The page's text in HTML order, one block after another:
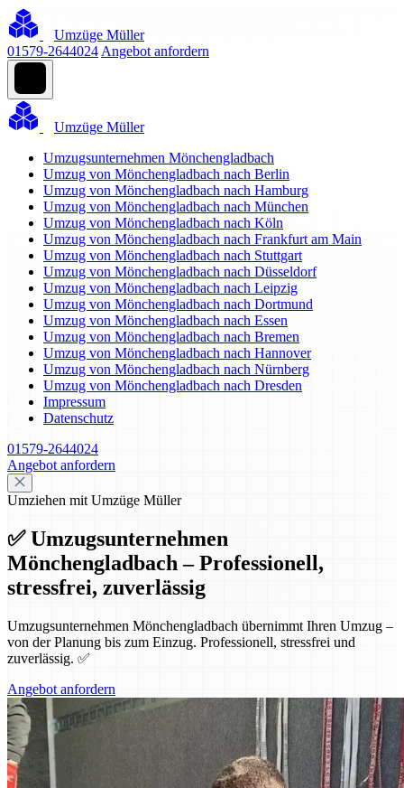
Umzüge Müller
01579-2644024 Angebot anfordern
Umzüge Müller
Umzugsunternehmen Mönchengladbach
Umzug von Mönchengladbach nach Berlin
Umzug von Mönchengladbach nach Hamburg
Umzug von Mönchengladbach nach München
Umzug von Mönchengladbach nach Köln
Umzug von Mönchengladbach nach Frankfurt am Main
Umzug von Mönchengladbach nach Stuttgart
Umzug von Mönchengladbach nach Düsseldorf
Umzug von Mönchengladbach nach Leipzig
Umzug von Mönchengladbach nach Dortmund
Umzug von Mönchengladbach nach Essen
Umzug von Mönchengladbach nach Bremen
Umzug von Mönchengladbach nach Hannover
Umzug von Mönchengladbach nach Nürnberg
Umzug von Mönchengladbach nach Dresden
Impressum
Datenschutz
01579-2644024
Angebot anfordern
Umziehen mit Umzüge Müller
✅ Umzugsunternehmen
Mönchengladbach – Professionell,
stressfrei, zuverlässig
Umzugsunternehmen Mönchengladbach übernimmt Ihren Umzug –
von der Planung bis zum Einzug. Professionell, stressfrei und
zuverlässig. ✅
Angebot anfordern